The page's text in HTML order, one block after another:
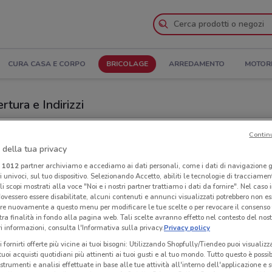
CURA CASA E CORPO BRICOLAGE ARREDAMENTO MOTORI
e Indirizzi
della tua privacy
1012partner archiviamo e accediamo ai dati personali, come i dati di navigazione
sul tuo dispositivo. Selezionando Accetto, abiliti le tecnologie di
scopi mostrati alla voce "Noi e i nostri partner trattiamo i dati da fornire". Nel caso
essere disabilitate, alcuni contenuti e annunci visualizzati potrebbero non
nuovamente a questo menu per modificare le tue scelte o per revocare il
finalità in fondo alla pagina web. Tali scelte avranno effetto nel contesto del
informazioni, consulta l'Informativa sulla privacy.Privacy policy
fornirti offerte più vicine ai tuoi bisogni: Utilizzando Shopfully/Tiendeo puoi
acquisti quotidiani più attinenti ai tuoi gusti e al tuo mondo. Tutto questo è
e analisi effettuate in base alle tue attività all'interno dell'applicazione e